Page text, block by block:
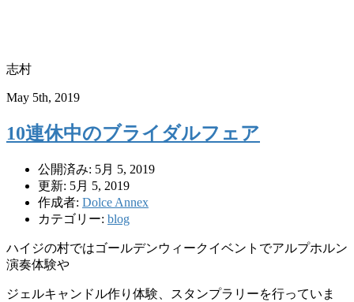
志村
May 5th, 2019
10連休中のブライダルフェア
公開済み: 5月 5, 2019
更新: 5月 5, 2019
作成者: Dolce Annex
カテゴリー: blog
ハイジの村ではゴールデンウィークイベントでアルプホルン
演奏体験や
ジェルキャンドル作り体験、スタンプラリーを行っていま